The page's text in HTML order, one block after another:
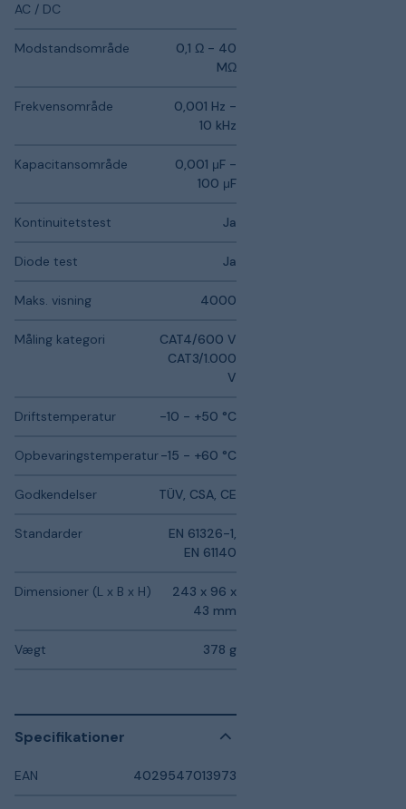
AC / DC
Modstandsområde
0,1 Ω - 40
MΩ
Frekvensområde
0,001 Hz -
10 kHz
Kapacitansområde
0,001 μF -
100 μF
Kontinuitetstest Ja
Diode test Ja
Maks. visning 4000
Måling kategori
CAT4/600 V
CAT3/1.000
V
Driftstemperatur -10 - +50 °C
Opbevaringstemperatur-15 - +60 °C
Godkendelser TÜV, CSA, CE
Standarder
EN 61326-1,
EN 61140
Dimensioner (L x B x H)
243 x 96 x
43 mm
Vægt 378 g
Specifikationer
EAN 4029547013973